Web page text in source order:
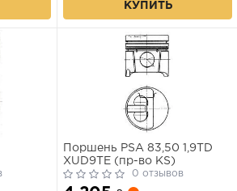
КУПИТЬ
Поршень PSA 83,50 1,9TD
XUD9TE (пр-во KS)
0 отзывов